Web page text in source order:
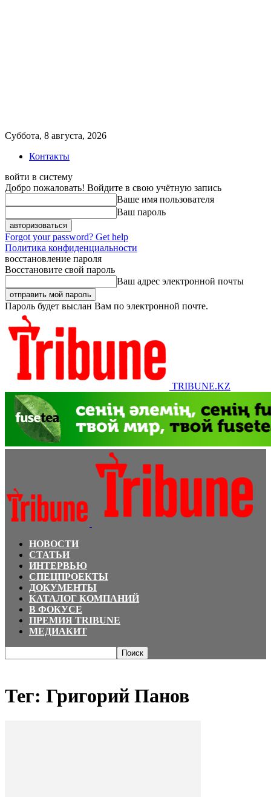
Суббота, 8 августа, 2026
Контакты
войти в систему
Добро пожаловать! Войдите в свою учётную запись
Ваше имя пользователя
Ваш пароль
Forgot your password? Get help
Политика конфиденциальности
восстановление пароля
Восстановите свой пароль
Ваш адрес электронной почты
Пароль будет выслан Вам по электронной почте.
TRIBUNE.KZ
НОВОСТИ
СТАТЬИ
ИНТЕРВЬЮ
СПЕЦПРОЕКТЫ
ДОКУМЕНТЫ
КАТАЛОГ КОМПАНИЙ
В ФОКУСЕ
ПРЕМИЯ TRIBUNE
МЕДИАКИТ
Тег: Григорий Панов